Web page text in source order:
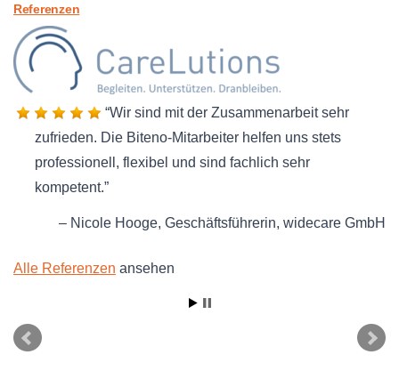
Referenzen
Wir sind mit der Zusammenarbeit sehr
zufrieden. Die Biteno-Mitarbeiter helfen uns stets
professionell, flexibel und sind fachlich sehr
kompetent.
Nicole Hooge Geschäftsführerin widecare GmbH
Alle Referenzen ansehen